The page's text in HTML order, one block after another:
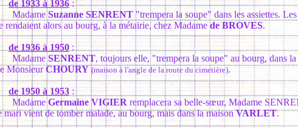
de 1933 à 1936:
Suzanne SENRENT "trempera la soupe" dans les assiettes.
rendaient alors au bourg, à la métairie, chez Madame de BROVES.
de 1936 à 1950 :
SENRENT, toujours elle, "trempera la soupe" au bourg, dans la
MonsieurCHOURY (maison à l'angle de la route du cimetière).
de 1950 à 1953 :
Germaine VIGIER remplacera sa belle-sœur, Madame
mari vient de tomber malade, au bourg, mais dans la maisonVARLET.